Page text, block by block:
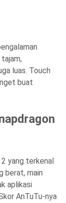
luas. Touch
buat
yang terkenal
berat, main
aplikasi
AnTuTu-nya